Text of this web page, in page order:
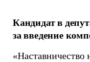
Кандидат в
за введение